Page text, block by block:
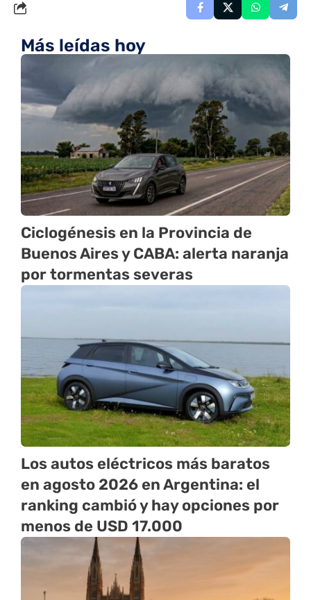
Más leídas hoy
Ciclogénesis en la Provincia de
Buenos Aires y CABA: alerta naranja
por tormentas severas
Los autos eléctricos más baratos
en agosto 2026 en Argentina: el
ranking cambió y hay opciones por
menos de USD 17.000